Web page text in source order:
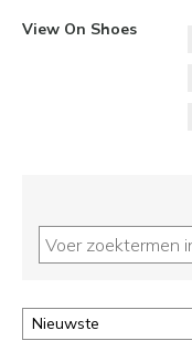
View On Shoes